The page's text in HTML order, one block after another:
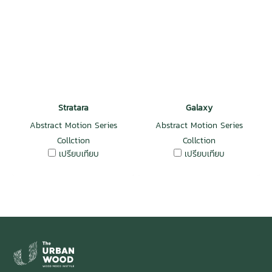
Stratara
Abstract Motion Series
Collction
เปรียบเทียบ
Galaxy
Abstract Motion Series
Collction
เปรียบเทียบ